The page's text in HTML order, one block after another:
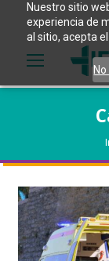
Nuestro sitio
experiencia de
al sitio, acepta